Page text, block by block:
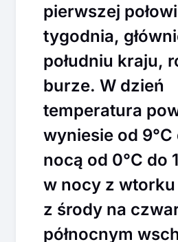
pierwszej
tygodnia,
południu kraju,
burze. W dzień
temperatura
wyniesie od 9°C
nocą od 0°C do
w nocy z wtorku
z środy na
północnym